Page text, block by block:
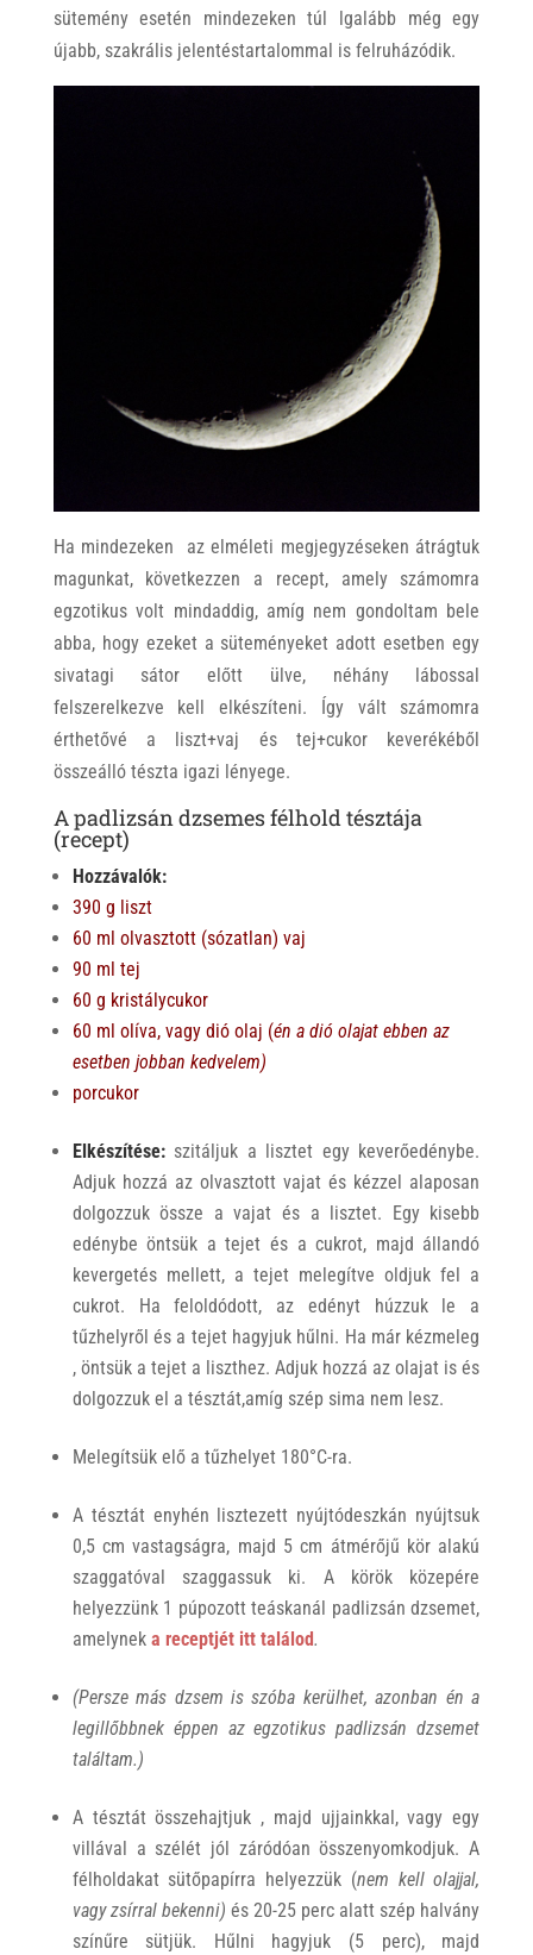
sütemény esetén mindezeken túl lgalább még egy
újabb, szakrális jelentéstartalommal is felruházódik.
Ha mindezeken az elméleti megjegyzéseken átrágtuk
magunkat, következzen a recept, amely számomra
egzotikus volt mindaddig, amíg nem gondoltam bele
abba, hogy ezeket a süteményeket adott esetben egy
sivatagi sátor előtt ülve, néhány lábossal
felszerelkezve kell elkészíteni. Így vált számomra
érthetővé a liszt+vaj és tej+cukor keverékéből
összeálló tészta igazi lényege.
A padlizsán dzsemes félhold tésztája
(recept)
Hozzávalók:
390 g liszt
60 ml olvasztott (sózatlan) vaj
90 ml tej
60 g kristálycukor
60 ml olíva, vagy dió olaj (én a dió olajat ebben az
esetben jobban kedvelem)
porcukor
Elkészítése:szitáljuk a lisztet egy keverőedénybe.
Adjuk hozzá az olvasztott vajat és kézzel alaposan
dolgozzuk össze a vajat és a lisztet. Egy kisebb
edénybe öntsük a tejet és a cukrot, majd állandó
kevergetés mellett, a tejet melegítve oldjuk fel a
cukrot. Ha feloldódott, az edényt húzzuk le a
tűzhelyről és a tejet hagyjuk hűlni. Ha már kézmeleg
, öntsük a tejet a liszthez. Adjuk hozzá az olajat is és
dolgozzuk el a tésztát,amíg szép sima nem lesz.
Melegítsük elő a tűzhelyet 180°C-ra.
A tésztát enyhén lisztezett nyújtódeszkán nyújtsuk
0,5 cm vastagságra, majd 5 cm átmérőjű kör alakú
szaggatóval szaggassuk ki. A körök közepére
helyezzünk 1 púpozott teáskanál padlizsán dzsemet,
amelynek a receptjét itt találod.
(Persze más dzsem is szóba kerülhet, azonban én a
legillőbbnek éppen az egzotikus padlizsán dzsemet
találtam.)
A tésztát összehajtjuk , majd ujjainkkal, vagy egy
villával a szélét jól záródóan összenyomkodjuk. A
félholdakat sütőpapírra helyezzük (nem kell olajjal,
vagy zsírral bekenni) és 20-25 perc alatt szép halvány
színűre sütjük. Hűlni hagyjuk (5 perc), majd